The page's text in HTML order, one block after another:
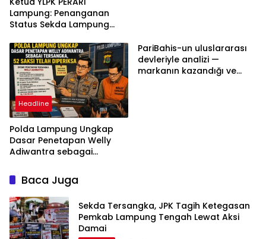
Lampung: Penanganan
Status Sekda Lampung
Berdasarkan Aturan,
Bukan Tekanan Opini
Headline
Polda Lampung Ungkap
Dasar Penetapan Welly
Adiwantra sebagai
Diperiksa
PariBahis-un uluslararası
devleriyle analizi —
markanın kazandığı ve
Baca Juga
Sekda Tersangka, JPK Tagih Ketegasan
Pemkab Lampung Tengah Lewat Aksi
Damai